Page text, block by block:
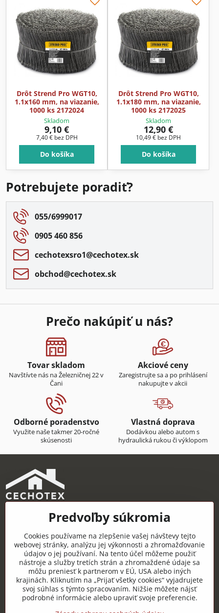
Drôt Strend Pro WGT10,
1.1x160 mm, na viazanie,
1000 ks 2172024
Skladom
9,10 €
7,40 € bez DPH
Do košíka
Drôt Strend Pro WGT10,
1.1x180 mm, na viazanie,
1000 ks 2172025
Skladom
12,90 €
10,49 € bez DPH
Do košíka
Potrebujete poradiť?
055/6999017
0905 460 856
cechotexsro1​@cechotex​.sk
obchod​@cechotex​.sk
Prečo nakúpiť u nás?
Tovar skladom
Navštívte nás na Železničnej 22 v
Čani
Akciové ceny
Zaregistrujte sa a po prihlásení
nakupujte v akcii
Odborné poradenstvo
Využite naše takmer 20-ročné
skúsenosti
Vlastná doprava
Dodávkou alebo autom s
hydraulická rukou či výklopom
CECHOTEX s.r.o.
Železničná 22, 044 14 Čaňa
IČO: 48181757
DIČ: 2120085451
IČ DPH: SK2120085451
Užitočné odkazy
Predvoľby súkromia
Cookies používame na zlepšenie vašej návštevy tejto
webovej stránky, analýzu jej výkonnosti a zhromažďovanie
údajov o jej používaní. Na tento účel môžeme použiť
nástroje a služby tretích strán a zhromaždené údaje sa
môžu preniesť k partnerom v EÚ, USA alebo iných
krajinách. Kliknutím na „Prijať všetky cookies“ vyjadrujete
svoj súhlas s týmto spracovaním. Nižšie môžete nájsť
podrobné informácie alebo upraviť svoje preferencie.